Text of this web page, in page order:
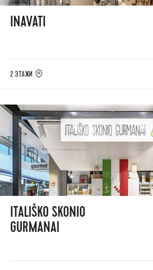
INAVATI
2 ЭТАЖИ
ITALIŠKO SKONIO
GURMANAI